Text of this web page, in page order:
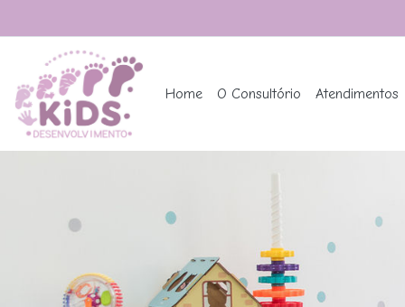
Home O Consultório Atendimentos